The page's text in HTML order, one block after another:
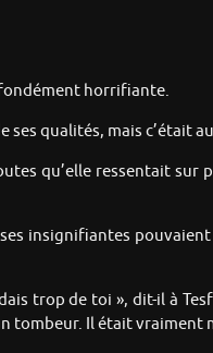
horrifiante.
qualités, mais c’était
qu’elle ressentait sur
insignifiantes
trop de toi », dit-il à
tombeur. Il était vraiment